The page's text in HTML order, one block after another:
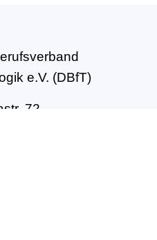
e.V. (DBfT)
72